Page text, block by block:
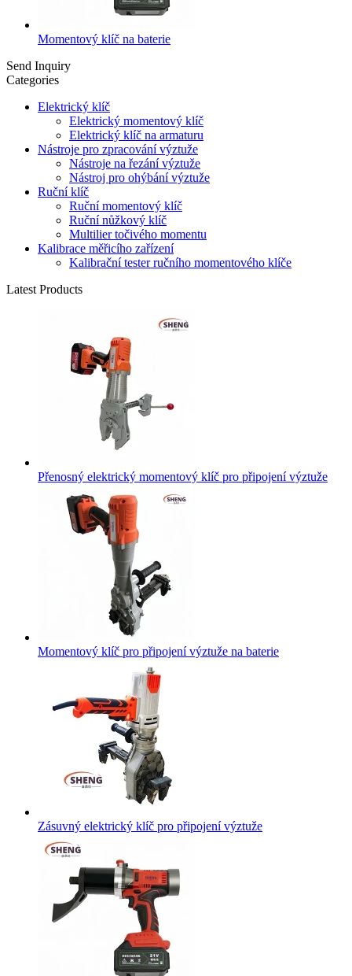
Momentový klíč na baterie
Send Inquiry
Categories
Elektrický klíč
Elektrický momentový klíč
Elektrický klíč na armaturu
Nástroje pro zpracování výztuže
Nástroje na řezání výztuže
Nástroj pro ohýbání výztuže
Ruční klíč
Ruční momentový klíč
Ruční nůžkový klíč
Multilier točivého momentu
Kalibrace měřicího zařízení
Kalibrační tester ručního momentového klíče
Latest Products
Přenosný elektrický momentový klíč pro připojení výztuže
Momentový klíč pro připojení výztuže na baterie
Zásuvný elektrický klíč pro připojení výztuže